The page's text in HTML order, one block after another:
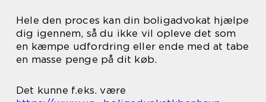
Hele den proces kan din boligadvokat hjælpe
dig igennem, så du ikke vil opleve det som
en kæmpe udfordring eller ende med at tabe
en masse penge på dit køb.
Det kunne f.eks. være